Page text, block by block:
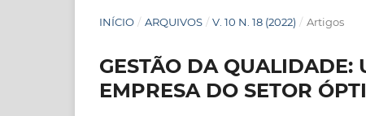
INÍCIO / ARQUIVOS / V. 10 N. 18 (2022) / Artigos
GESTÃO DA QUALIDADE:
EMPRESA DO SETOR